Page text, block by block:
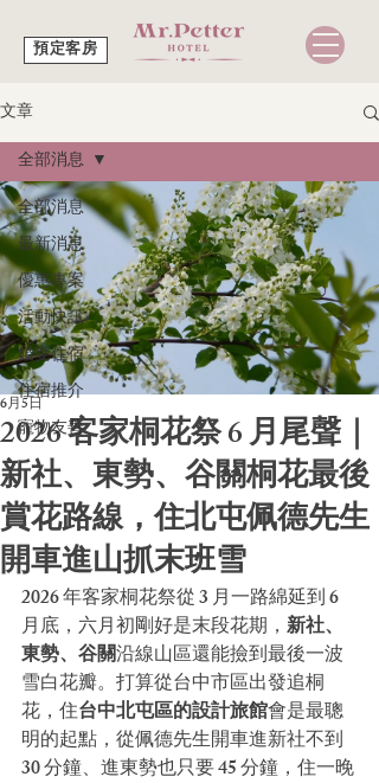
預定客房
文章
全部消息
最新消息
優惠專案
活動快訊
婚宴住宿
住宿推介
寵物友善
全部消息
2026 客家桐花祭 6 月尾聲｜
新社、東勢、谷關桐花最後
賞花路線，住北屯佩德先生
開車進山抓末班雪
6月5日
2026 年客家桐花祭從 3 月一路綿延到 6
月底，六月初剛好是末段花期， 新社、
東勢、谷關沿線山區還能撿到最後一波
雪白花瓣。打算從台中市區出發追桐
花，住台中北屯區的設計旅館會是最聰
明的起點，從佩德先生開車進新社不到
30 分鐘、進東勢也只要 45 分鐘，住一晚